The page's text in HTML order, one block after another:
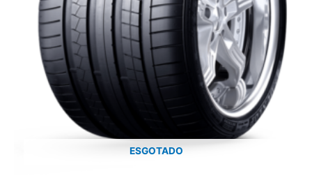
ESGOTADO